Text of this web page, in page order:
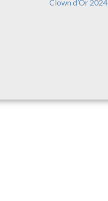
Clown d’Or 2024